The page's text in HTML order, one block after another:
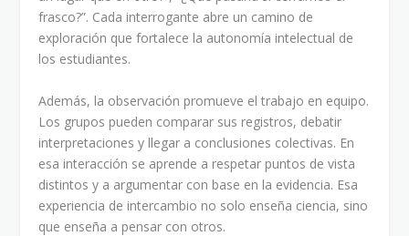
frasco?”. Cada interrogante abre un camino de
exploración que fortalece la autonomía intelectual de
los estudiantes.
Además, la observación promueve el trabajo en equipo.
Los grupos pueden comparar sus registros, debatir
interpretaciones y llegar a conclusiones colectivas. En
esa interacción se aprende a respetar puntos de vista
distintos y a argumentar con base en la evidencia. Esa
experiencia de intercambio no solo enseña ciencia, sino
que enseña a pensar con otros.